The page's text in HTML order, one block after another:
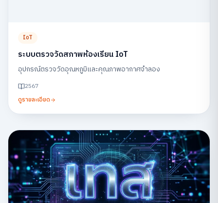
IoT
ระบบตรวจวัดสภาพห้องเรียน IoT
อุปกรณ์ตรวจวัดอุณหภูมิและคุณภาพอากาศจำลอง
2567
ดูรายละเอียด